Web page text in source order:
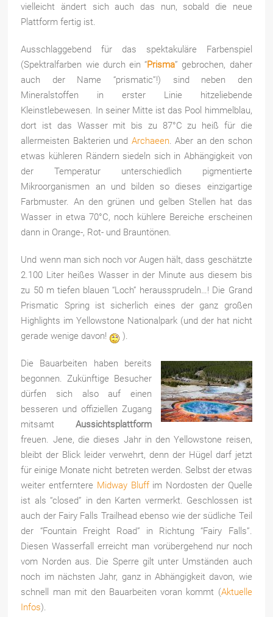
vielleicht ändert sich auch das nun, sobald die neue
Plattform fertig ist.
Ausschlaggebend für das spektakuläre Farbenspiel
(Spektralfarben wie durch ein “Prisma” gebrochen, daher
auch der Name “prismatic”!) sind neben den
Mineralstoffen in erster Linie hitzeliebende
Kleinstlebewesen. In seiner Mitte ist das Pool himmelblau,
dort ist das Wasser mit bis zu 87°C zu heiß für die
allermeisten Bakterien und Archaeen. Aber an den schon
etwas kühleren Rändern siedeln sich in Abhängigkeit von
der Temperatur unterschiedlich pigmentierte
Mikroorganismen an und bilden so dieses einzigartige
Farbmuster. An den grünen und gelben Stellen hat das
Wasser in etwa 70°C, noch kühlere Bereiche erscheinen
dann in Orange-, Rot- und Brauntönen.
Und wenn man sich noch vor Augen hält, dass geschätzte
2.100 Liter heißes Wasser in der Minute aus diesem bis
zu 50 m tiefen blauen “Loch” heraussprudeln…! Die Grand
Prismatic Spring ist sicherlich eines der ganz großen
Highlights im Yellowstone Nationalpark (und der hat nicht
gerade wenige davon!
).
Die Bauarbeiten haben bereits
begonnen. Zukünftige Besucher
dürfen sich also auf einen
besseren und offiziellen Zugang
mitsamt Aussichtsplattform
freuen. Jene, die dieses Jahr in den Yellowstone reisen,
bleibt der Blick leider verwehrt, denn der Hügel darf jetzt
für einige Monate nicht betreten werden. Selbst der etwas
weiter entferntere Midway Bluffim Nordosten der Quelle
ist als “closed” in den Karten vermerkt. Geschlossen ist
auch der Fairy Falls Trailhead ebenso wie der südliche Teil
der “Fountain Freight Road” in Richtung “Fairy Falls”.
Diesen Wasserfall erreicht man vorübergehend nur noch
vom Norden aus. Die Sperre gilt unter Umständen auch
noch im nächsten Jahr, ganz in Abhängigkeit davon, wie
schnell man mit den Bauarbeiten voran kommt (Aktuelle
Infos).